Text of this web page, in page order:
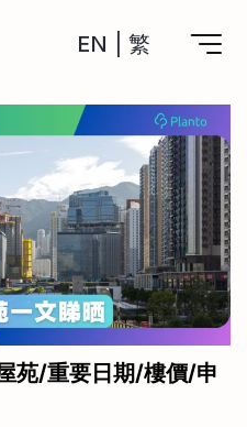
EN 繁
戶口
惠
苑/重要日期/樓價/申